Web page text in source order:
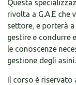
Questa
rivolta a G.A.E che
settore, e porterà
gestire e condurre
le conoscenze
gestione degli asini.
Il corso è riservato